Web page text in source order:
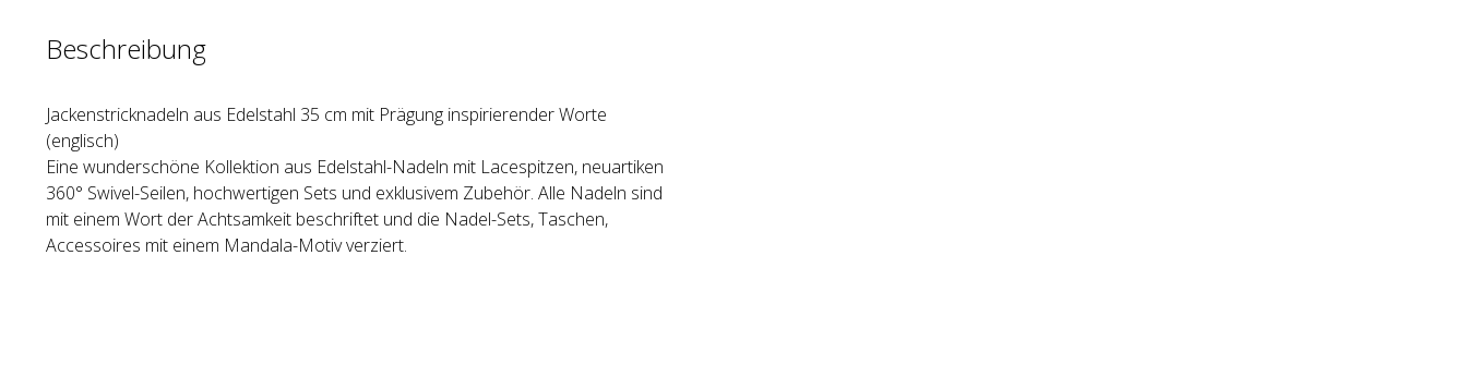
Beschreibung
Jackenstricknadeln aus Edelstahl 35 cm mit Prägung inspirierender Worte
(englisch)
Eine wunderschöne Kollektion aus Edelstahl-Nadeln mit Lacespitzen, neuartiken
360° Swivel-Seilen, hochwertigen Sets und exklusivem Zubehör. Alle Nadeln sind
mit einem Wort der Achtsamkeit beschriftet und die Nadel-Sets, Taschen,
Accessoires mit einem Mandala-Motiv verziert.